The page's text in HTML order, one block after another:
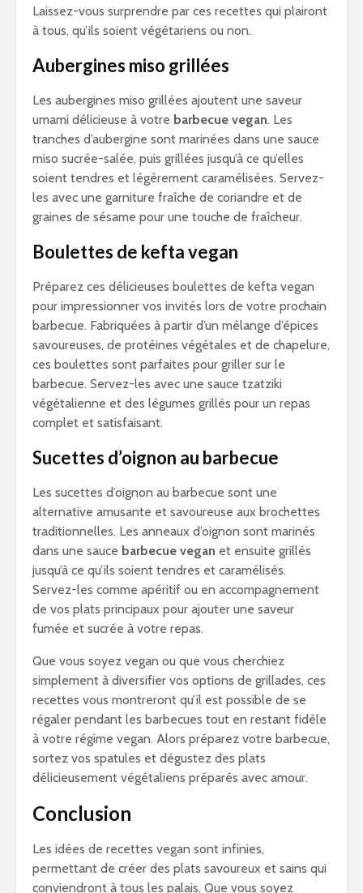
Laissez-vous surprendre par ces recettes qui plairont
à tous, qu’ils soient végétariens ou non.
Aubergines miso grillées
Les aubergines miso grillées ajoutent une saveur
umami délicieuse à votre barbecue vegan. Les
tranches d’aubergine sont marinées dans une sauce
miso sucrée-salée, puis grillées jusqu’à ce qu’elles
soient tendres et légèrement caramélisées. Servez-
les avec une garniture fraîche de coriandre et de
graines de sésame pour une touche de fraîcheur.
Boulettes de kefta vegan
Préparez ces délicieuses boulettes de kefta vegan
pour impressionner vos invités lors de votre prochain
barbecue. Fabriquées à partir d’un mélange d’épices
savoureuses, de protéines végétales et de chapelure,
ces boulettes sont parfaites pour griller sur le
barbecue. Servez-les avec une sauce tzatziki
végétalienne et des légumes grillés pour un repas
complet et satisfaisant.
Sucettes d’oignon au barbecue
Les sucettes d’oignon au barbecue sont une
alternative amusante et savoureuse aux brochettes
traditionnelles. Les anneaux d’oignon sont marinés
dans une sauce barbecue vegan et ensuite grillés
jusqu’à ce qu’ils soient tendres et caramélisés.
Servez-les comme apéritif ou en accompagnement
de vos plats principaux pour ajouter une saveur
fumée et sucrée à votre repas.
Que vous soyez vegan ou que vous cherchiez
simplement à diversifier vos options de grillades, ces
recettes vous montreront qu’il est possible de se
régaler pendant les barbecues tout en restant fidèle
à votre régime vegan. Alors préparez votre barbecue,
sortez vos spatules et dégustez des plats
délicieusement végétaliens préparés avec amour.
Conclusion
Les idées de recettes vegan sont infinies,
permettant de créer des plats savoureux et sains qui
conviendront à tous les palais. Que vous soyez